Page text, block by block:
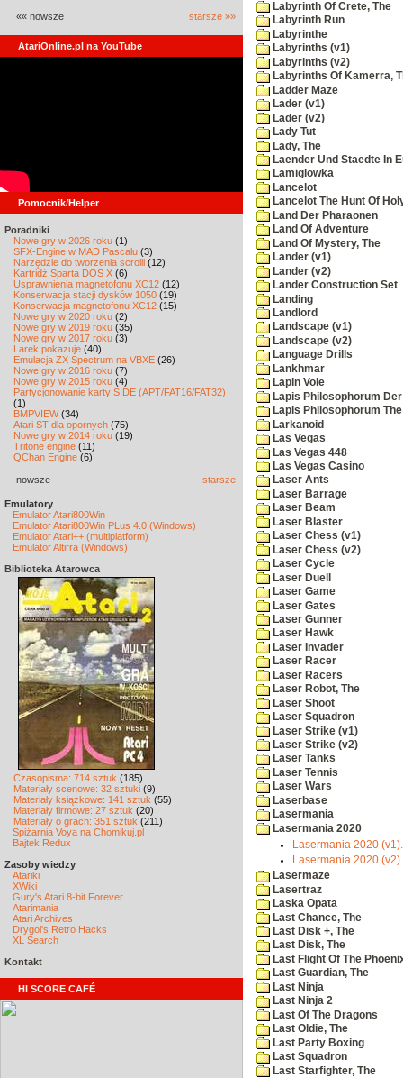
«« nowsze starsze »»
AtariOnline.pl na YouTube
Pomocnik/Helper
Poradniki
Nowe gry w 2026 roku (1)
SFX-Engine w MAD Pascalu (3)
Narzędzie do tworzenia scrolli (12)
Kartridż Sparta DOS X (6)
Usprawnienia magnetofonu XC12 (12)
Konserwacja stacji dysków 1050 (19)
Konserwacja magnetofonu XC12 (15)
Nowe gry w 2020 roku (2)
Nowe gry w 2019 roku (35)
Nowe gry w 2017 roku (3)
Larek pokazuje (40)
Emulacja ZX Spectrum na VBXE (26)
Nowe gry w 2016 roku (7)
Nowe gry w 2015 roku (4)
Partycjonowanie karty SIDE (APT/FAT16/FAT32)
(1)
BMPVIEW(34)
Atari ST dla opornych (75)
Nowe gry w 2014 roku (19)
Tritone engine (11)
QChan Engine (6)
nowsze starsze
Emulatory
Emulator Atari800Win
Emulator Atari800Win PLus 4.0 (Windows)
Emulator Atari++ (multiplatform)
Emulator Altirra (Windows)
Biblioteka Atarowca
Czasopisma: 714 sztuk (185)
Materiały scenowe: 32 sztuki (9)
Materiały książkowe: 141 sztuk (55)
Materiały firmowe: 27 sztuk (20)
Materiały o grach: 351 sztuk (211)
Spiżarnia Voya na Chomikuj.pl
Bajtek Redux
Zasoby wiedzy
Atariki
XWiki
Gury's Atari 8-bit Forever
Atarimania
Atari Archives
Drygol's Retro Hacks
XL Search
Kontakt
HI SCORE CAFÉ
Labyrinth Of Crete, The
Labyrinth Run
Labyrinthe
Labyrinths (v1)
Labyrinths (v2)
Labyrinths Of Kamerra,
Ladder Maze
Lader (v1)
Lader (v2)
Lady Tut
Lady, The
Laender Und Staedte In
Lamiglowka
Lancelot
Lancelot The Hunt Of
Land Der Pharaonen
Land Of Adventure
Land Of Mystery, The
Lander (v1)
Lander (v2)
Lander Construction Set
Landing
Landlord
Landscape (v1)
Landscape (v2)
Language Drills
Lankhmar
Lapin Vole
Lapis Philosophorum
Lapis Philosophorum
Larkanoid
Las Vegas
Las Vegas 448
Las Vegas Casino
Laser Ants
Laser Barrage
Laser Beam
Laser Blaster
Laser Chess (v1)
Laser Chess (v2)
Laser Cycle
Laser Duell
Laser Game
Laser Gates
Laser Gunner
Laser Hawk
Laser Invader
Laser Racer
Laser Racers
Laser Robot, The
Laser Shoot
Laser Squadron
Laser Strike (v1)
Laser Strike (v2)
Laser Tanks
Laser Tennis
Laser Wars
Laserbase
Lasermania
Lasermania 2020
Lasermania 2020
Lasermania 2020
Lasermaze
Lasertraz
Laska Opata
Last Chance, The
Last Disk +, The
Last Disk, The
Last Flight Of The
Last Guardian, The
Last Ninja
Last Ninja 2
Last Of The Dragons
Last Oldie, The
Last Party Boxing
Last Squadron
Last Starfighter, The